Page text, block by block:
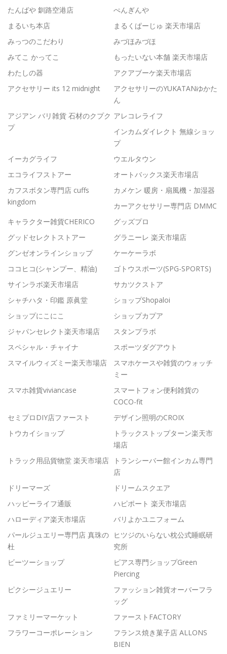
たんばや 釧路空港店
ぺんぎんや
まるいち本店
まるくぱーじゅ 楽天市場店
みっつのこだわり
みづほみづほ
みてこ かってこ
もったいない本舗 楽天市場店
わたしの器
アクアブーケ楽天市場店
アクセサリー its 12 midnight
アクセサリーのYUKATANゆかた
ん
アジアン バリ雑貨 石材のクプク
プ
アレコレライフ
インカムダイレクト 無線ショッ
プ
イーカグライフ
ウエルタウン
エコライフストアー
オートバックス楽天市場店
カフスボタン専門店 cuffs
kingdom
カメケン 暖房・扇風機・加湿器
カーアクセサリー専門店 DMMC
キャラクター雑貨CHERICO
グッズプロ
グッドセレクトストアー
グラニーレ 楽天市場店
グンゼオンラインショップ
ケーケーラボ
ココヒコ(シャンプー、精油)
ゴトウスポーツ(SPG-SPORTS)
サインラボ楽天市場店
サカツクストア
シャチハタ・印鑑 原眞堂
ショップShopaloi
ショップにこにこ
ショップカプア
ジャパンセレクト楽天市場店
スタンプラボ
スペシャル・チャイナ
スポーツダグアウト
スマイルウィズミー楽天市場店
スマホケースや雑貨のウォッチ
ミー
スマホ雑貨viviancase
スマートフォン便利雑貨の
COCO-fit
セミプロDIY店ファースト
デザイン照明のCROIX
トウカイショップ
トラックストップターン楽天市
場店
トラック用品貨物堂 楽天市場店
トランシーバー館インカム専門
店
ドリーマーズ
ドリームスクエア
ハッピーライフ通販
ハピポート 楽天市場店
ハローディア楽天市場店
バリよかユニフォーム
パールジュエリー専門店 真珠の
杜
ヒツジのいらない枕公式睡眠研
究所
ビーツーショップ
ピアス専門ショップGreen
Piercing
ピクシージュエリー
ファッション雑貨オーバーフラ
ッグ
ファミリーマーケット
ファーストFACTORY
フラワーコーポレーション
フランス焼き菓子店 ALLONS
BIEN